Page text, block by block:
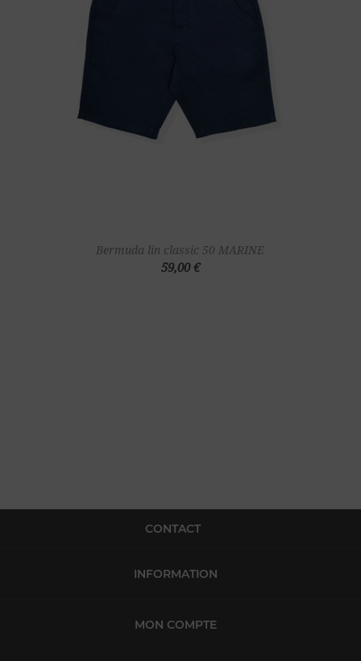
Bermuda lin classic 50 MARINE
59,00 €
CONTACT
INFORMATION
MON COMPTE